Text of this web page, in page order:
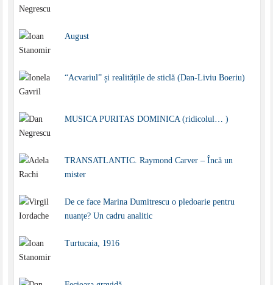
August
“Acvariul” și realitățile de sticlă (Dan-Liviu Boeriu)
MUSICA PURITAS DOMINICA (ridicolul… )
TRANSATLANTIC. Raymond Carver – Încă un
mister
De ce face Marina Dumitrescu o pledoarie pentru
nuanțe? Un cadru analitic
Turtucaia, 1916